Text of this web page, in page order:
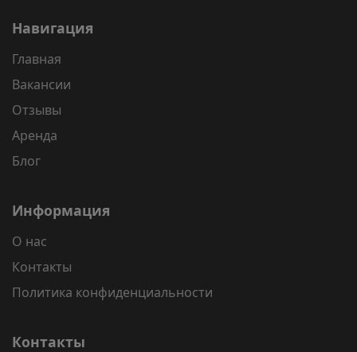
Навигация
Главная
Вакансии
Отзывы
Аренда
Блог
Информация
О нас
Контакты
Политика конфиденциальности
Контакты